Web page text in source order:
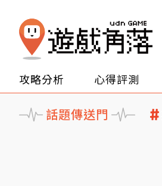
攻略分析 心得評測
話題傳送門